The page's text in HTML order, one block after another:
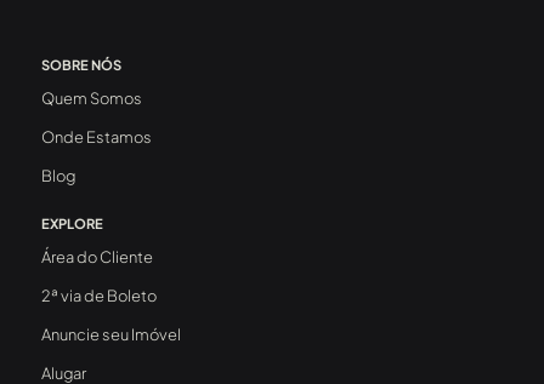
SOBRE NÓS
Quem Somos
Onde Estamos
Blog
EXPLORE
Área do Cliente
2ª via de Boleto
Anuncie seu Imóvel
Alugar